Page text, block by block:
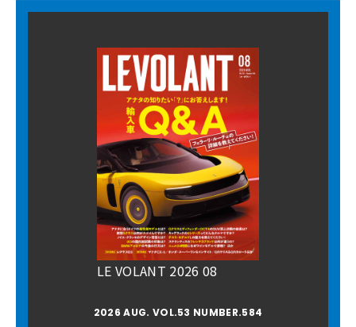
LE VOLANT 2026 08
2026 AUG. VOL.53 NUMBER.584